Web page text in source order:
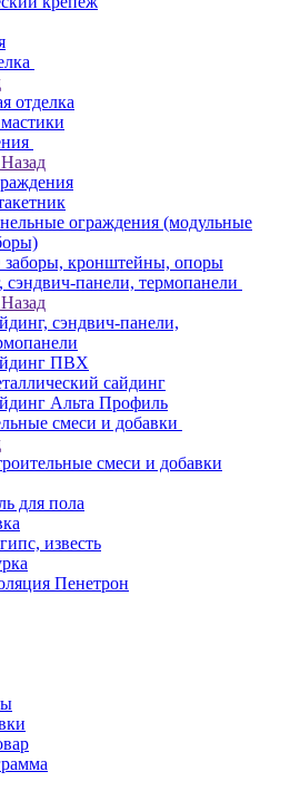
отделка
Назад
ограждения (модульные
заборы, кронштейны, опоры
сэндвич-панели, термопанели
Назад
сэндвич-панели,
ПВХ
сайдинг
Альта Профиль
смеси и добавки
смеси и добавки
для пола
известь
Пенетрон